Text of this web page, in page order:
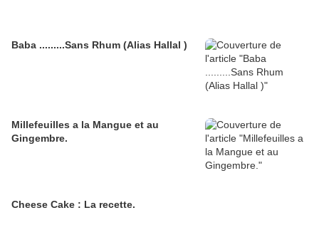
Baba .........Sans Rhum (Alias Hallal )
Millefeuilles a la Mangue et au
Gingembre.
Cheese Cake : La recette.